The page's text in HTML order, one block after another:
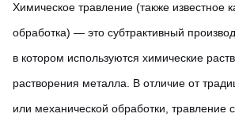
Химическое травление (также известное
обработка) — это субтрактивный
в котором используются химические
растворения металла. В отличие от
или механической обработки, травление